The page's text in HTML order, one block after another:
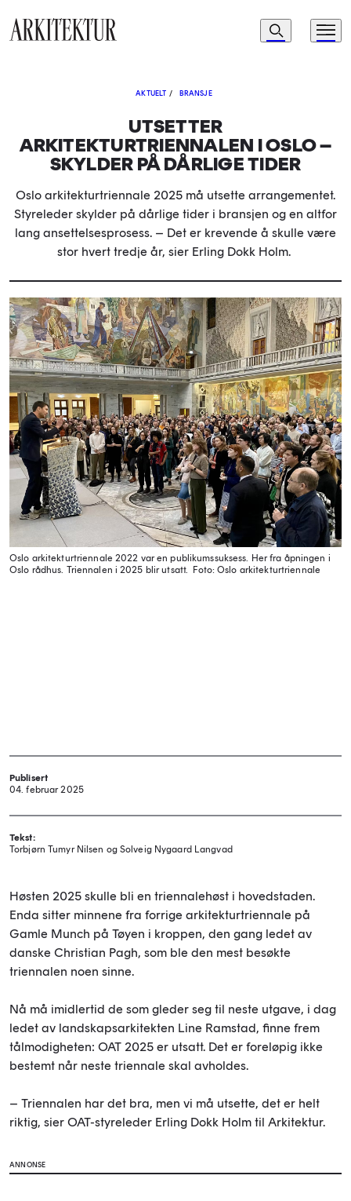
Navigasjon
Søk Meny
AKTUELT / BRANSJE
UTSETTER
ARKITEKTURTRIENNALEN I OSLO –
SKYLDER PÅ DÅRLIGE TIDER
Oslo arkitekturtriennale 2025 må utsette arrangementet.
Styreleder skylder på dårlige tider i bransjen og en altfor
lang ansettelsesprosess. – Det er krevende å skulle være
stor hvert tredje år, sier Erling Dokk Holm.
Oslo arkitekturtriennale 2022 var en publikumssuksess. Her fra åpningen i
Oslo rådhus. Triennalen i 2025 blir utsatt.
Foto: Oslo arkitekturtriennale
Publisert
04. februar 2025
Tekst:
Torbjørn Tumyr Nilsen og Solveig Nygaard Langvad
Høsten 2025 skulle bli en triennalehøst i hovedstaden.
Enda sitter minnene fra forrige arkitekturtriennale på
Gamle Munch på Tøyen i kroppen, den gang ledet av
danske Christian Pagh, som ble den mest besøkte
triennalen noen sinne.
Nå må imidlertid de som gleder seg til neste utgave, i dag
ledet av landskapsarkitekten Line Ramstad, finne frem
tålmodigheten: OAT 2025 er utsatt. Det er foreløpig ikke
bestemt når neste triennale skal avholdes.
– Triennalen har det bra, men vi må utsette, det er helt
riktig, sier OAT-styreleder Erling Dokk Holm til Arkitektur.
ANNONSE